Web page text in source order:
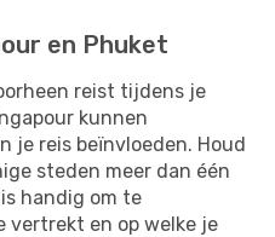
en Phuket
reist tijdens je
kunnen
je reis beïnvloeden. Houd
steden meer dan één
handig om te
vertrekt en op welke je